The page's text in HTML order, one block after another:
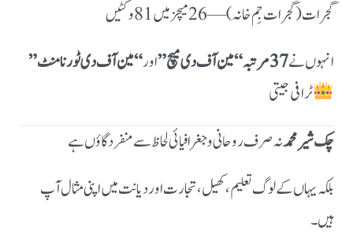
گجرات (گجرات جِم خانہ) — 26 میچز میں 81 وکٹیں
انہوں نے37 مرتبہ “مین آف دی میچ” اور“مین آف دی ٹورنامنٹ”
ٹرافی جیتی
چک شیر محمدنہ صرف روحانی و جغرافیائی لحاظ سے منفرد گاؤں ہے
بلکہ یہاں کے لوگ تعلیم، کھیل، تجارت اور دیانت میں اپنی مثال آپ
ہیں۔